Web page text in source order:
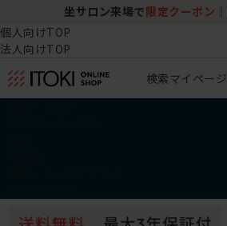
坐サロン来場で 限定クーポン
個人向けTOP
法人向けTOP
検索マイページ